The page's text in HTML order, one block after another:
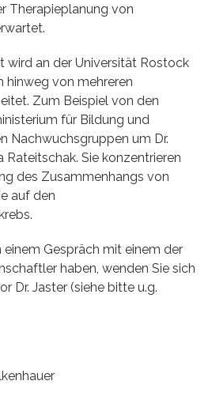
Therapieplanung von
wird an der Universität Rostock
hinweg von mehreren
Zum Beispiel von den
für Bildung und
Nachwuchsgruppen um Dr.
Rateitschak. Sie konzentrieren
des Zusammenhangs von
auf den
einem Gespräch mit einem der
haben, wenden Sie sich
Dr. Jaster (siehe bitte u.g.